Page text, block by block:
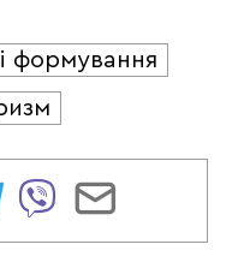
формування